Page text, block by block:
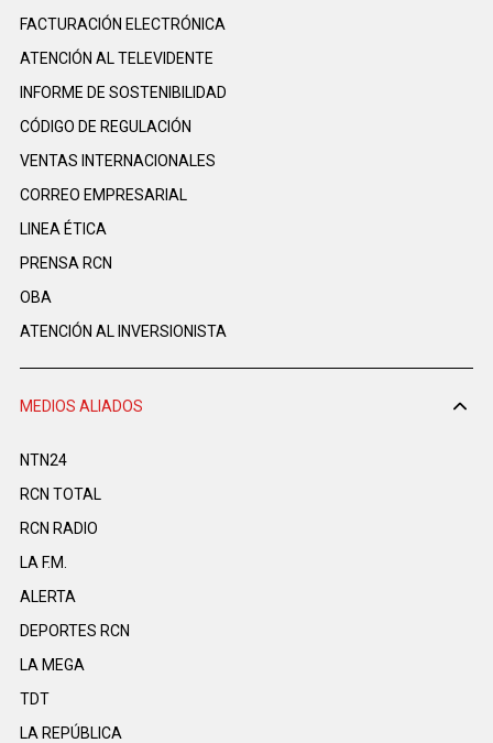
FACTURACIÓN ELECTRÓNICA
ATENCIÓN AL TELEVIDENTE
INFORME DE SOSTENIBILIDAD
CÓDIGO DE REGULACIÓN
VENTAS INTERNACIONALES
CORREO EMPRESARIAL
LINEA ÉTICA
PRENSA RCN
OBA
ATENCIÓN AL INVERSIONISTA
MEDIOS ALIADOS
NTN24
RCN TOTAL
RCN RADIO
LA F.M.
ALERTA
DEPORTES RCN
LA MEGA
TDT
LA REPÚBLICA